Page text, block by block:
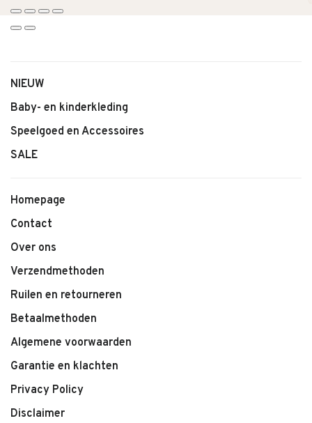
NIEUW
Baby- en kinderkleding
Speelgoed en Accessoires
SALE
Homepage
Contact
Over ons
Verzendmethoden
Ruilen en retourneren
Betaalmethoden
Algemene voorwaarden
Garantie en klachten
Privacy Policy
Disclaimer